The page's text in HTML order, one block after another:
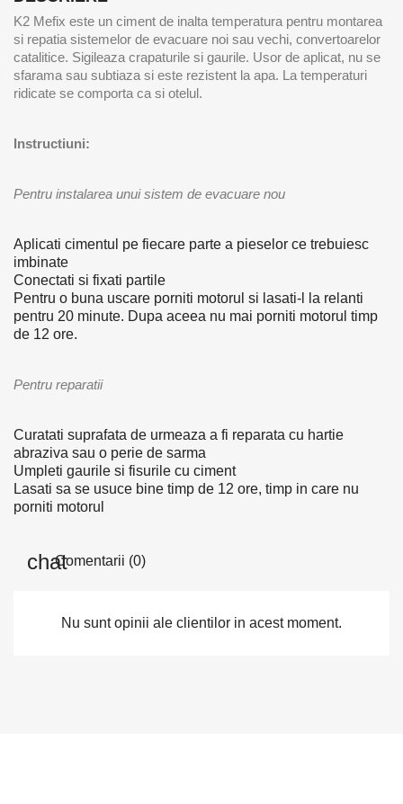
K2 Mefix este un ciment de inalta temperatura pentru montarea
si repatia sistemelor de evacuare noi sau vechi, convertoarelor
catalitice. Sigileaza crapaturile si gaurile. Usor de aplicat, nu se
sfarama sau subtiaza si este rezistent la apa. La temperaturi
ridicate se comporta ca si otelul.
Instructiuni:
Pentru instalarea unui sistem de evacuare nou
Aplicati cimentul pe fiecare parte a pieselor ce trebuiesc
imbinate
Conectati si fixati partile
Pentru o buna uscare porniti motorul si lasati-l la relanti
pentru 20 minute. Dupa aceea nu mai porniti motorul timp
de 12 ore.
Pentru reparatii
Curatati suprafata de urmeaza a fi reparata cu hartie
abraziva sau o perie de sarma
Umpleti gaurile si fisurile cu ciment
Lasati sa se usuce bine timp de 12 ore, timp in care nu
porniti motorul
Comentarii (0)
Nu sunt opinii ale clientilor in acest moment.